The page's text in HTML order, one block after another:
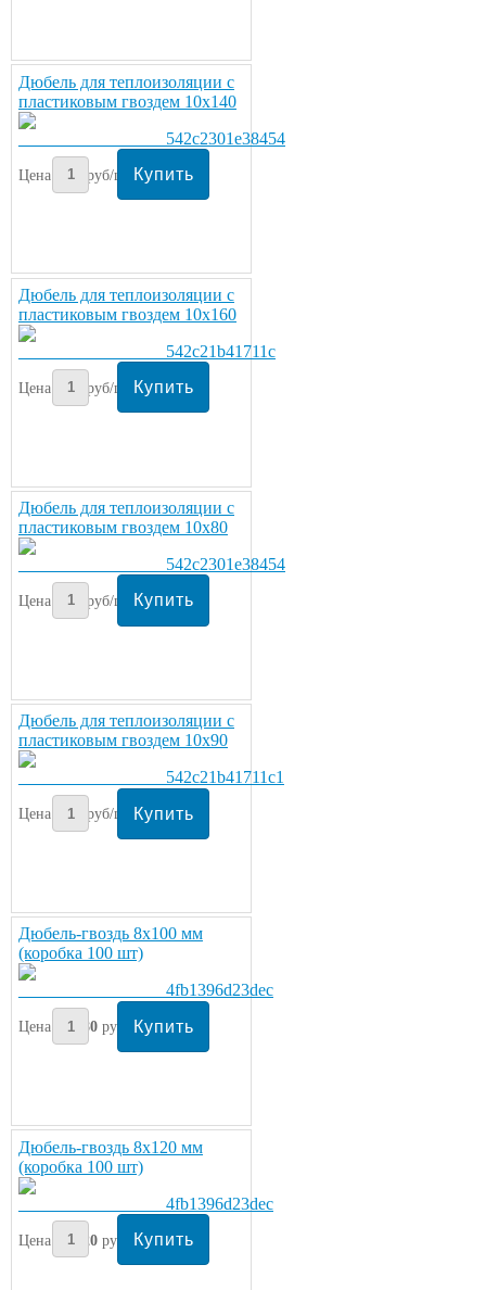
Дюбель для теплоизоляции с
пластиковым гвоздем 10х140
Цена: 6 руб/шт.
Дюбель для теплоизоляции с
пластиковым гвоздем 10х160
Цена: 5 руб/шт.
Дюбель для теплоизоляции с
пластиковым гвоздем 10х80
Цена: 4 руб/шт.
Дюбель для теплоизоляции с
пластиковым гвоздем 10х90
Цена: 4 руб/шт.
Дюбель-гвоздь 8х100 мм
(коробка 100 шт)
Цена: 580руб/шт.
Дюбель-гвоздь 8х120 мм
(коробка 100 шт)
Цена: 720руб/шт.